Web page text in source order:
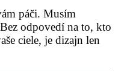
páči. Musím
odpovedí na to, kto
ciele, je dizajn len